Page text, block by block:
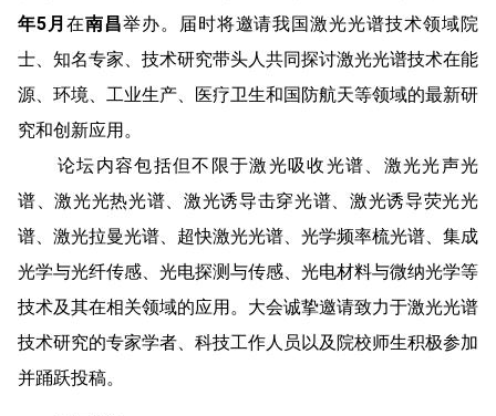
年5月 在南昌举办。届时将邀请我国激光光谱技术领域院
士、知名专家、技术研究带头人共同探讨激光光谱技术在能
源、环境、工业生产、医疗卫生和国防航天等领域的最新研
究和创新应用。
论坛内容包括但不限于激光吸收光谱、激光光声光
谱、激光光热光谱、激光诱导击穿光谱、激光诱导荧光光
谱、激光拉曼光谱、超快激光光谱、光学频率梳光谱、集成
光学与光纤传感、光电探测与传感、光电材料与微纳光学等
技术及其在相关领域的应用。大会诚挚邀请致力于激光光谱
技术研究的专家学者、科技工作人员以及院校师生积极参加
并踊跃投稿。